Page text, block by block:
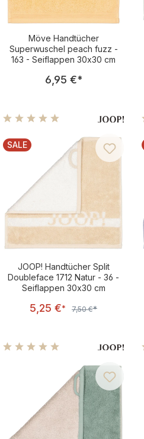
Möve Handtücher
Superwuschel peach fuzz -
163 - Seiflappen 30x30 cm
Regulärer Preis:
6,95 €*
RABATT
SALE
JOOP! Handtücher Split
Doubleface 1712 Natur - 36 -
Seiflappen 30x30 cm
5,25 €* Regulärer Preis:
7,50 €*